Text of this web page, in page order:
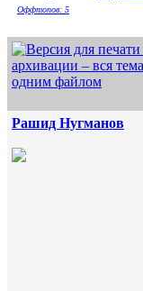
Оффтопов: 5
Рашид Нугманов